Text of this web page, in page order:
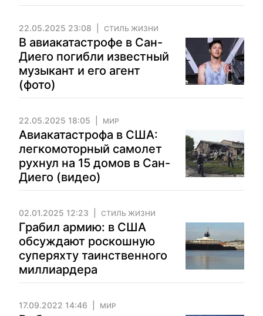
22.05.2025 23:08 СТИЛЬ ЖИЗНИ
В авиакатастрофе в Сан-
Диего погибли известный
музыкант и его агент
(фото)
22.05.2025 18:05 МИР
Авиакатастрофа в США:
легкомоторный самолет
рухнул на 15 домов в Сан-
Диего (видео)
02.01.2025 12:23 СТИЛЬ ЖИЗНИ
Грабил армию: в США
обсуждают роскошную
суперяхту таинственного
миллиардера
17.09.2022 14:46 МИР